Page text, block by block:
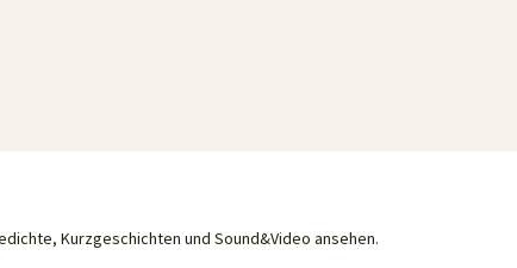
Kurzgeschichten und Sound&Video ansehen.